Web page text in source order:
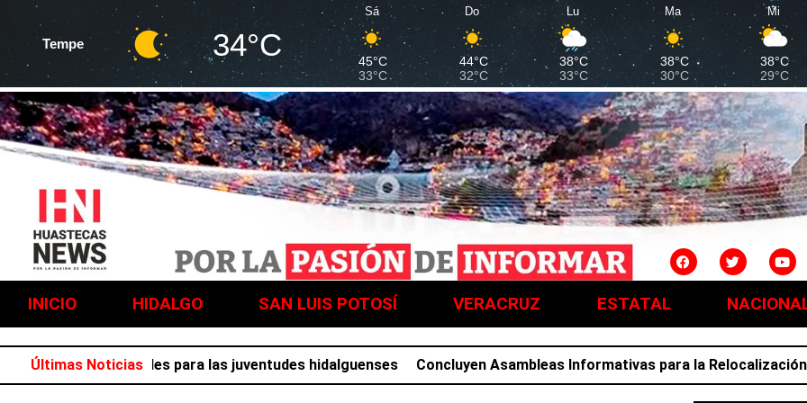
Tempe 34°C
Sá
45°C
33°C
Do
44°C
32°C
Lu
38°C
33°C
Ma
38°C
30°C
Mi
38°C
29°C
INICIO HIDALGO SAN LUIS POTOSÍ VERACRUZ ESTATAL
Últimas Noticias
de actividades para las juventudes hidalguenses Concluyen Asambleas Informativas para la Relocalización;